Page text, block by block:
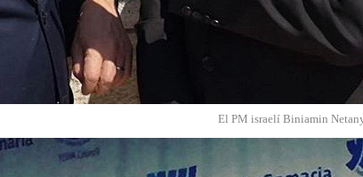
El PM israelí Biniamin